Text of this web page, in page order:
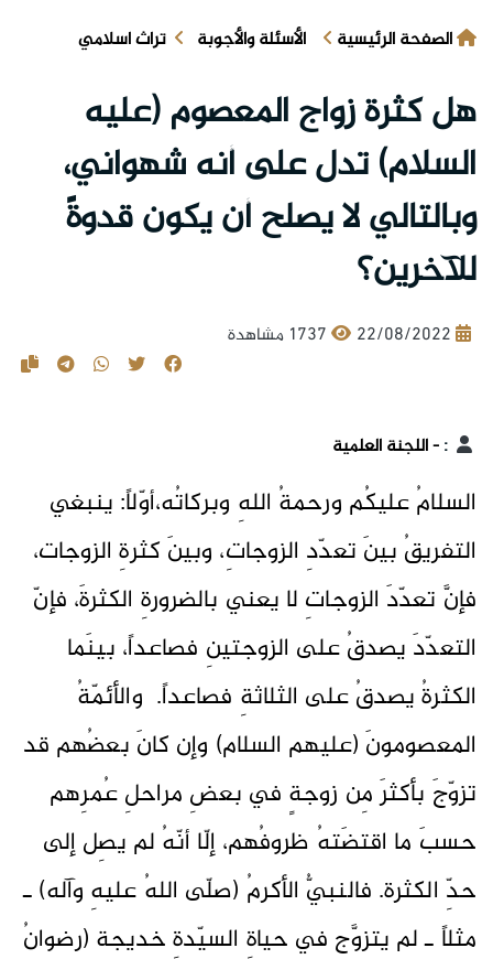
الصفحة الرئيسية الأسئلة والأجوبة تراث اسلامي
هل كثرة زواج المعصوم (عليه
السلام) تدل على أنه شهواني،
وبالتالي لا يصلح أن يكون قدوةً
للآخرين؟
22/08/2022 1737 مشاهدة
:- اللجنة العلمية
السلامُ عليكُم ورحمةُ اللهِ وبركاتُه،أوّلاً: ينبغي
التفريقُ بينَ تعدّدِ الزوجاتِ، وبينَ كثرةِ الزوجات،
فإنَّ تعدّدَ الزوجاتِ لا يعني بالضرورةِ الكثرةَ، فإنّ
التعدّدَ يصدقُ على الزوجتينِ فصاعداً، بينَما
الكثرةُ يصدقُ على الثلاثةِ فصاعداً. والأئمّةُ
المعصومونَ (عليهم السلام) وإن كانَ بعضُهم قد
تزوّجَ بأكثرَ مِن زوجةٍ في بعضِ مراحلِ عُمرِهم
حسبَ ما اقتضَتهُ ظروفُهم، إلّا أنّهُ لم يصِل إلى
حدِّ الكثرة. فالنبيُّ الأكرمُ (صلّى اللهُ عليهِ وآله) ـ
مثلاً ـ لم يتزوَّج في حياةِ السيّدةِ خديجة (رضوانُ